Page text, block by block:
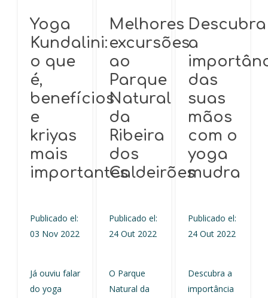
Yoga
Kundalini:
o que
é,
benefícios
e
kriyas
mais
importantes
Publicado el:
03 Nov 2022
Já ouviu falar
do yoga
Melhores
excursões
ao
Parque
Natural
da
Ribeira
dos
Caldeirões
Publicado el:
24 Out 2022
O Parque
Natural da
Descubra
a
das
suas
mãos
com o
yoga
mudra
Publicado el:
24 Out 2022
Descubra a
importância